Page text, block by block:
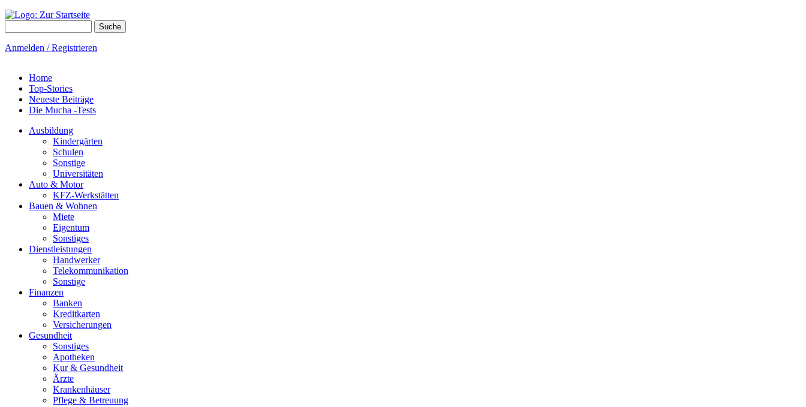
Anmelden / Registrieren
Home
Top-Stories
Neueste Beiträge
Die Mucha -Tests
Ausbildung
Kindergärten
Schulen
Sonstige
Universitäten
Auto & Motor
KFZ-Werkstätten
Bauen & Wohnen
Miete
Eigentum
Sonstiges
Dienstleistungen
Handwerker
Telekommunikation
Sonstige
Finanzen
Banken
Kreditkarten
Versicherungen
Gesundheit
Sonstiges
Apotheken
Kur & Gesundheit
Ärzte
Krankenhäuser
Pflege & Betreuung